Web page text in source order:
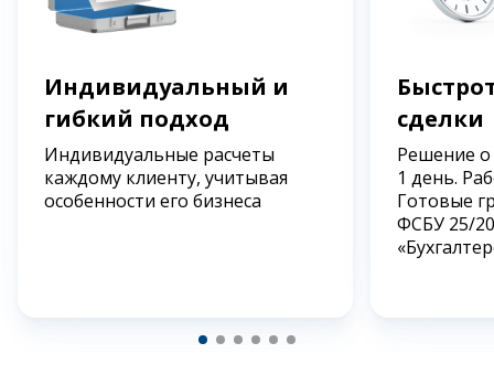
Индивидуальный и
гибкий подход
Индивидуальные расчеты
каждому клиенту, учитывая
особенности его бизнеса
сделки
Решение
1 день.
Готовые
ФСБУ 25/